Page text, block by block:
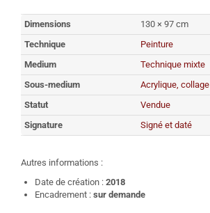
Dimensions
130 × 97 cm
Technique
Peinture
Medium
Technique mixte
Sous-medium
Acrylique, collage
Statut
Vendue
Signature
Signé et daté
Autres informations :
Date de création : 2018
Encadrement : sur demande